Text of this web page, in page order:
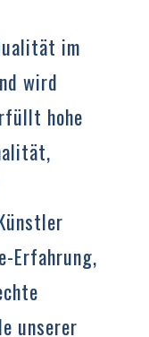
im
wird
hohe
Erfahrung,
unserer